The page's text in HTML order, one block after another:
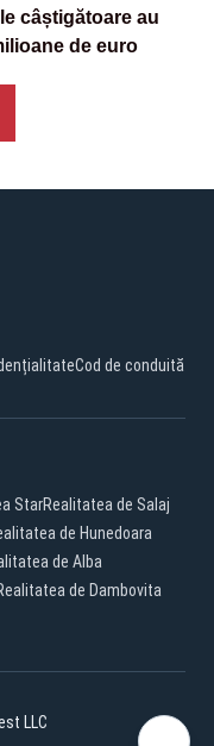
câștigătoare au
de euro
Cod de conduită
StarRealitatea de Salaj
de Hunedoara
de Alba
de Dambovita
LLC